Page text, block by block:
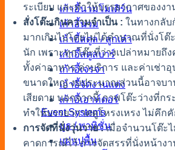
เก้าอี้นวมโมเดิร์น
เก้าอี้นวม
เก้าอี้สตูล / ลูกเต๋า
เก้าอี้สตูลบาร์
เก้าอี้เจรจา
เก้าอี้จัดงานแต่ง
เก้าอี้เอาท์ดอร์
Event Systems
บูธ / พาทิชั่น
แผ่นปูพื้น
ระเบียบ และทำให้บรรยากาศของง
สั่งโต๊ะเกินความจำเป็น : ในทางกลับ
มากเกินไปโดยไม่ได้คำนวณที่นั่งโต๊
นัก เพราะทุกโต๊ะที่ว่างเปล่าหมายถึ
ทั้งค่าอาหาร ค่าบริการ และค่าเช่าอุ
ขนาดใหญ่ งบประมาณส่วนนี้อาจบา
เสียดาย นอกจากนี้ ภาพโต๊ะว่างที่กร
ทำให้บรรยากาศดูโหรงเหรง ไม่คึก
การจัดที่นั่งวุ่นวาย :เมื่อจำนวนโต๊ะ
คาดการณ์ไว้ การจัดสรรที่นั่งหน้างา